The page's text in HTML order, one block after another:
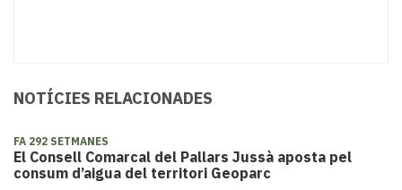
NOTÍCIES RELACIONADES
FA 292 SETMANES
El Consell Comarcal del Pallars Jussà aposta pel
consum d’aigua del territori Geoparc